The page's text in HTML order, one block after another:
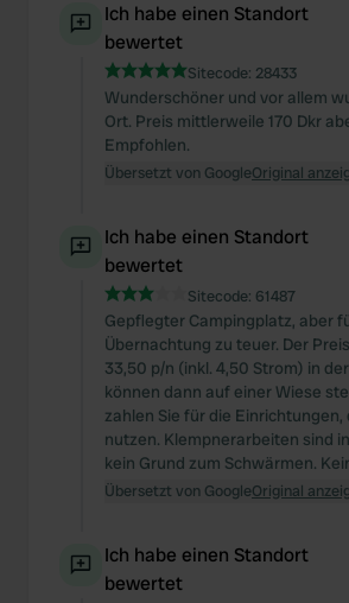
Ich habe einen Standort
bewertet
Sitecode: 28433
Wunderschöner und vor allem
Ort. Preis mittlerweile 170 Dkr
Empfohlen.
Übersetzt von GoogleOriginal
Ich habe einen Standort
bewertet
Sitecode: 61487
Gepflegter Campingplatz, aber
Übernachtung zu teuer. Der
33,50 p/n (inkl. 4,50 Strom) in
können dann auf einer Wiese
zahlen Sie für die Einrichtungen,
nutzen. Klempnerarbeiten sind
kein Grund zum Schwärmen.
Übersetzt von GoogleOriginal
Ich habe einen Standort
bewertet